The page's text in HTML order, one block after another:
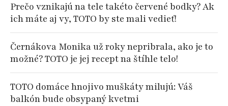
Prečo vznikajú na tele takéto červené bodky? Ak
ich máte aj vy, TOTO by ste mali vedieť!
Černákova Monika už roky nepribrala, ako je to
možné? TOTO je jej recept na štíhle telo!
TOTO domáce hnojivo muškáty milujú: Váš
balkón bude obsypaný kvetmi